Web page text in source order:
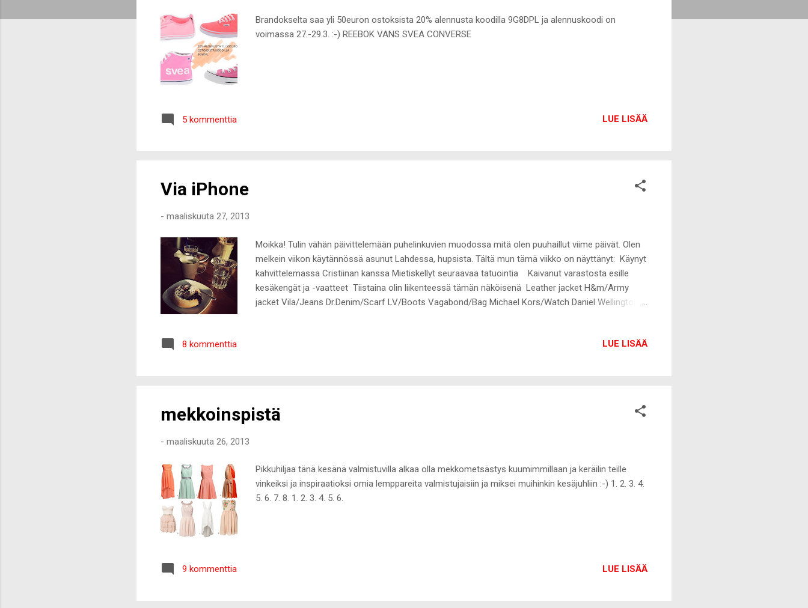
Brandokselta saa yli 50euron ostoksista 20% alennusta koodilla 9G8DPL ja alennuskoodi on
voimassa 27.-29.3. :-) REEBOK VANS SVEA CONVERSE
5 kommenttia LUE LISÄÄ
Via iPhone
- maaliskuuta 27, 2013
Moikka! Tulin vähän päivittelemään puhelinkuvien muodossa mitä olen puuhaillut viime päivät. Olen
melkein viikon käytännössä asunut Lahdessa, hupsista. Tältä mun tämä viikko on näyttänyt: Käynyt
kahvittelemassa Cristiinan kanssa Mietiskellyt seuraavaa tatuointia Kaivanut varastosta esille
kesäkengät ja -vaatteet Tiistaina olin liikenteessä tämän näköisenä Leather jacket H&m/Army
jacket Vila/Jeans Dr.Denim/Scarf LV/Boots Vagabond/Bag Michael Kors/Watch Daniel Wellington
8 kommenttia LUE LISÄÄ
mekkoinspistä
- maaliskuuta 26, 2013
Pikkuhiljaa tänä kesänä valmistuvilla alkaa olla mekkometsästys kuumimmillaan ja keräilin teille
vinkeiksi ja inspiraatioksi omia lemppareita valmistujaisiin ja miksei muihinkin kesäjuhliin :-) 1. 2. 3. 4.
5. 6. 7. 8. 1. 2. 3. 4. 5. 6.
9 kommenttia LUE LISÄÄ